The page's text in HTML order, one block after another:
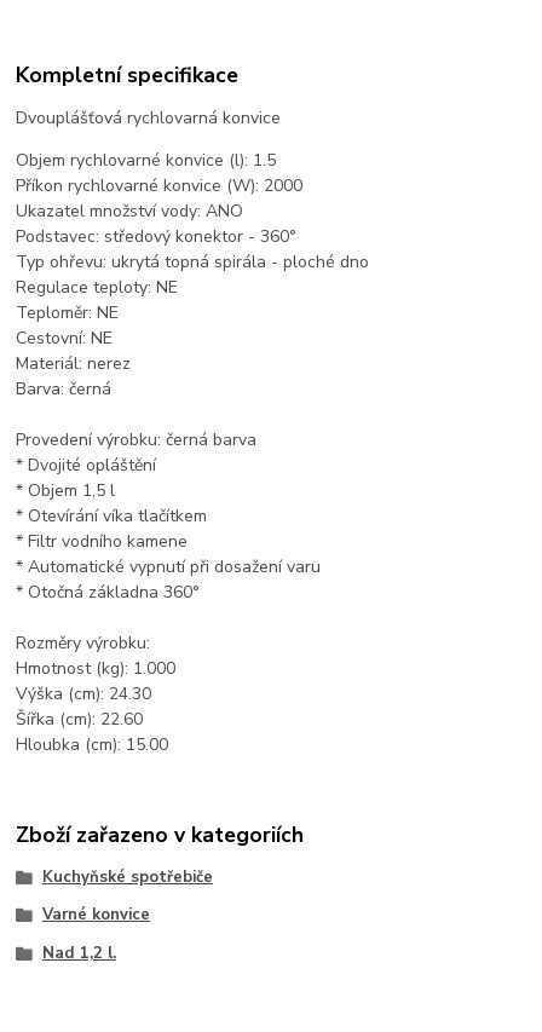
Kompletní specifikace
Dvouplášťová rychlovarná konvice
Objem rychlovarné konvice (l): 1.5
Příkon rychlovarné konvice (W): 2000
Ukazatel množství vody: ANO
Podstavec: středový konektor - 360°
Typ ohřevu: ukrytá topná spirála - ploché dno
Regulace teploty: NE
Teploměr: NE
Cestovní: NE
Materiál: nerez
Barva: černá
Provedení výrobku: černá barva
* Dvojité opláštění
* Objem 1,5 l
* Otevírání víka tlačítkem
* Filtr vodního kamene
* Automatické vypnutí při dosažení varu
* Otočná základna 360°
Rozměry výrobku:
Hmotnost (kg): 1.000
Výška (cm): 24.30
Šířka (cm): 22.60
Hloubka (cm): 15.00
Zboží zařazeno v kategoriích
Kuchyňské spotřebiče
Varné konvice
Nad 1,2 l.